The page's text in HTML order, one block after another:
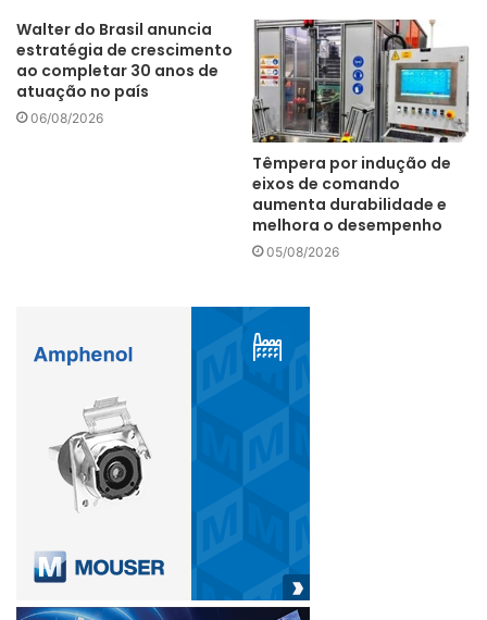
Walter do Brasil anuncia
estratégia de crescimento
ao completar 30 anos de
atuação no país
06/08/2026
Têmpera por indução de
eixos de comando
aumenta durabilidade e
melhora o desempenho
05/08/2026